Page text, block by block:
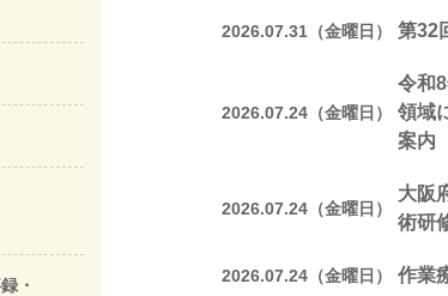
2026.07.31（金曜日） 第32
2026.07.24（金曜日）
令和
領域
案内
2026.07.24（金曜日）
大阪
術研
2026.07.24（金曜日） 作業
・